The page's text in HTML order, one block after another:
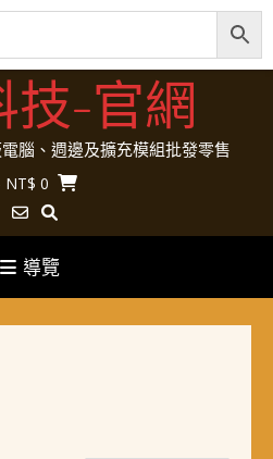
技-官網
電腦、週邊及擴充模組批發零售
NT$ 0
導覽